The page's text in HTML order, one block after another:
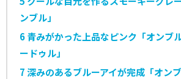
ンブル」
6青みがかった上品なピンク「オンブ
ードゥル」
7深みのあるブルーアイが完成「オン